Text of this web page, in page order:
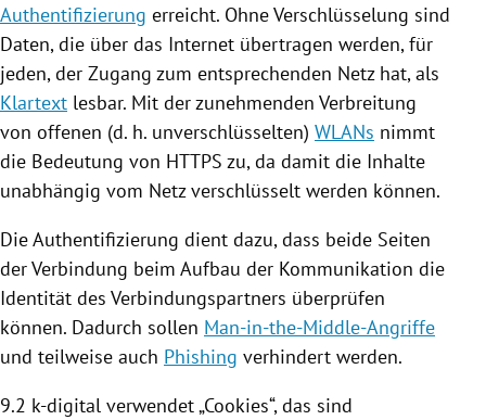
Authentifizierung erreicht. Ohne Verschlüsselung sind
Daten, die über das Internet übertragen werden, für
jeden, der Zugang zum entsprechenden Netz hat, als
Klartext lesbar. Mit der zunehmenden Verbreitung
von offenen (d. h. unverschlüsselten) WLANs nimmt
die Bedeutung von HTTPS zu, da damit die Inhalte
unabhängig vom Netz verschlüsselt werden können.
Die Authentifizierung dient dazu, dass beide Seiten
der Verbindung beim Aufbau der Kommunikation die
Identität des Verbindungspartners überprüfen
können. Dadurch sollen Man-in-the-Middle-Angriffe
und teilweise auch Phishing verhindert werden.
9.2 k-digital verwendet „Cookies“, das sind